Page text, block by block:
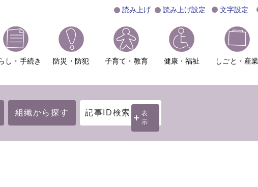
読み上げ 読み上げ設定 文字設定
し・手続き 防災・防犯 子育て・教育 健康・福祉 しごと・産業
組織から探す 記事ID検索
表
示